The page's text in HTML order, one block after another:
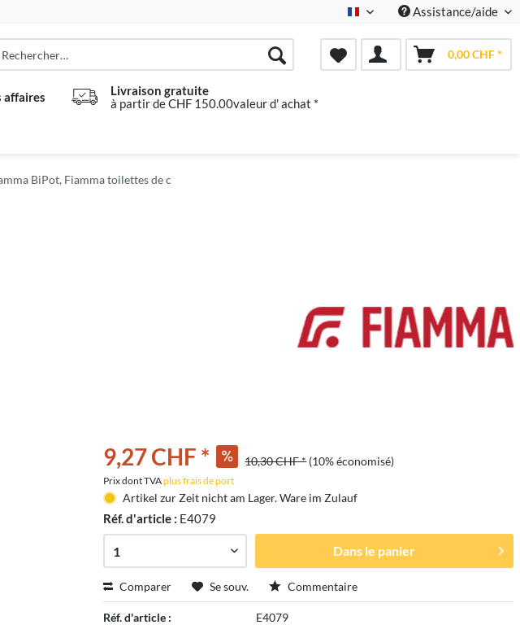
FranzösischAssistance/aide
0,00 CHF *
affaires
Livraison gratuite
à partir de CHF 150.00valeur d' achat *
BiPot, Fiamma toilettes de c
9,27 CHF * 10,30 CHF * (10% économisé)
Prix dont TVAplus frais de port
Artikel zur Zeit nicht am Lager. Ware im Zulauf
Réf. d'article : E4079
Dans le panier
Comparer Se souv. Commentaire
Réf. d'article : E4079